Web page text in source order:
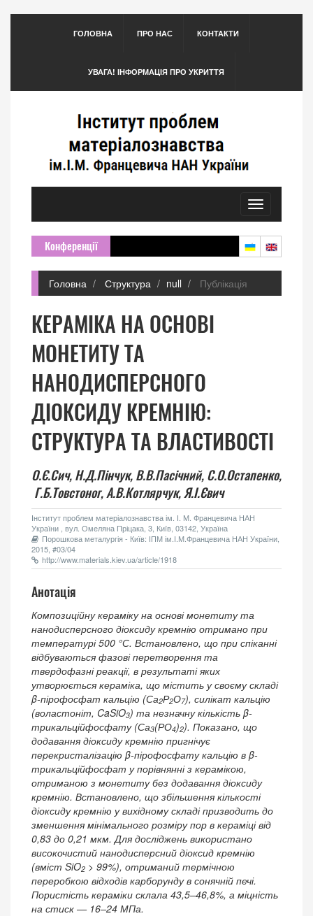
ГОЛОВНА ПРО НАС КОНТАКТИ
УВАГА! ІНФОРМАЦІЯ ПРО УКРИТТЯ
Toggle
navigation
Конференції
Головна Структура null Публікація
КЕРАМІКА НА ОСНОВІ
МОНЕТИТУ ТА
НАНОДИСПЕРСНОГО
ДІОКСИДУ КРЕМНІЮ:
СТРУКТУРА ТА ВЛАСТИВОСТІ
О.Є.Сич, Н.Д.Пінчук, В.В.Пасічний, С.О.Остапенко,
Г.Б.Товстоног, А.В.Котлярчук, Я.І.Євич
Інститут проблем матеріалознавства ім. І. М. Францевича НАН
України , вул. Омеляна Пріцака, 3, Київ, 03142, Україна
Порошкова металургія - Київ: ІПМ ім.І.М.Францевича НАН України,
2015, #03/04
http://www.materials.kiev.ua/article/1918
Анотація
Композиційну кераміку на основі монетиту та
нанодисперсного діоксиду кремнію отримано при
температурі 500 °С. Встановлено, що при спіканні
відбуваються фазові перетворення та
твердофазні реакції, в результаті яких
утворюється кераміка, що містить у своєму складі
β-пірофосфат кальцію (Са2Р2О7), силікат кальцію
(воластоніт, CaSiO3) та незначну кількість β-
трикальційфосфату (Са3(РО4)2). Показано, що
додавання діоксиду кремнію пригнічує
перекристалізацію β-пірофосфату кальцію в β-
трикальційфосфат у порівнянні з керамікою,
отриманою з монетиту без додавання діоксиду
кремнію. Встановлено, що збільшення кількості
діоксиду кремнію у вихідному складі призводить до
зменшення мінімального розміру пор в кераміці від
0,83 до 0,21 мкм. Для досліджень використано
високочистий нанодисперсний діоксид кремнію
(вміст SiO2 > 99%), отриманий термічною
переробкою відходів карборунду в сонячній печі.
Пористість кераміки склала 43,5–46,8%, а міцність
на стиск — 16–24 МПа.